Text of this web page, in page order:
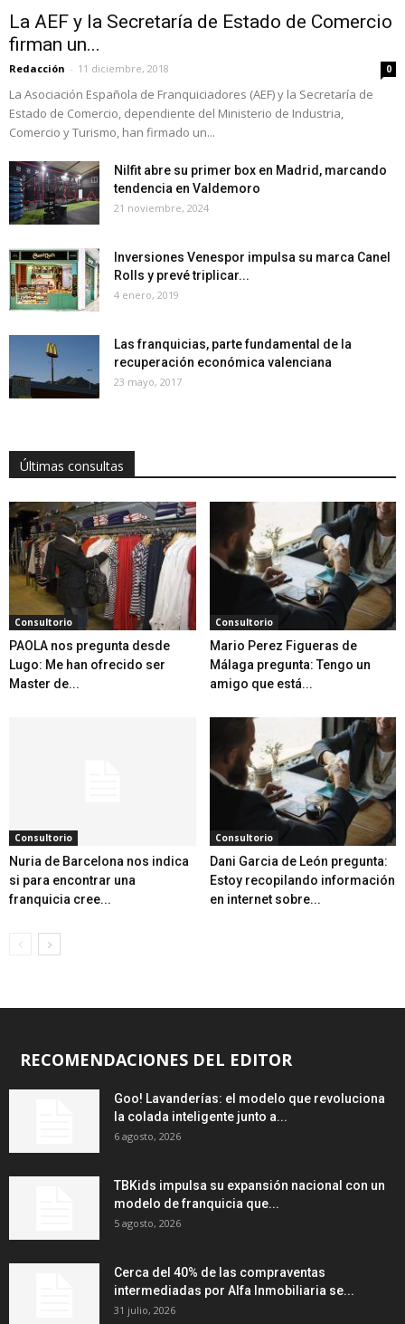
La AEF y la Secretaría de Estado de Comercio
firman un...
Redacción - 11 diciembre, 2018 0
La Asociación Española de Franquiciadores (AEF) y la Secretaría de
Estado de Comercio, dependiente del Ministerio de Industria,
Comercio y Turismo, han firmado un...
Nilfit abre su primer box en Madrid, marcando
tendencia en Valdemoro
21 noviembre, 2024
Inversiones Venespor impulsa su marca Canel
Rolls y prevé triplicar...
4 enero, 2019
Las franquicias, parte fundamental de la
recuperación económica valenciana
23 mayo, 2017
Últimas consultas
Consultorio
PAOLA nos pregunta desde
Lugo: Me han ofrecido ser
Master de...
Consultorio
Mario Perez Figueras de
Málaga pregunta: Tengo un
amigo que está...
Consultorio
Nuria de Barcelona nos indica
si para encontrar una
franquicia cree...
Consultorio
Dani Garcia de León pregunta:
Estoy recopilando información
en internet sobre...
RECOMENDACIONES DEL EDITOR
Goo! Lavanderías: el modelo que revoluciona
la colada inteligente junto a...
6 agosto, 2026
TBKids impulsa su expansión nacional con un
modelo de franquicia que...
5 agosto, 2026
Cerca del 40% de las compraventas
intermediadas por Alfa Inmobiliaria se...
31 julio, 2026